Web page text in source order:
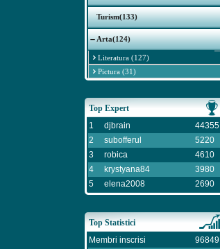
Turism(133)
Arta(124)
Literatura (127)
Pictura (31)
Top Expert
1
djbrain
44355
2
subofferul
5220
3
robica
4610
4
krystyana84
3980
5
elena2008 2690
Top Statistici
Membri inscrisi
96849